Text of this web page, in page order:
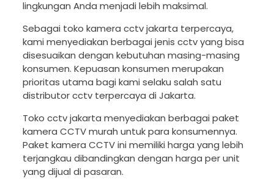
lingkungan Anda menjadi lebih maksimal.
Sebagai toko kamera cctv jakarta terpercaya,
kami menyediakan berbagai jenis cctv yang bisa
disesuaikan dengan kebutuhan masing-masing
konsumen. Kepuasan konsumen merupakan
prioritas utama bagi kami selaku salah satu
distributor cctv terpercaya di Jakarta.
Toko cctv jakarta menyediakan berbagai paket
kamera CCTV murah untuk para konsumennya.
Paket kamera CCTV ini memiliki harga yang lebih
terjangkau dibandingkan dengan harga per unit
yang dijual di pasaran.